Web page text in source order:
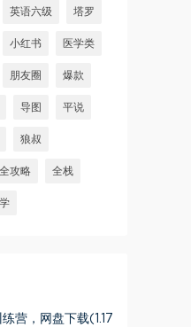
英语六级 塔罗
小红书 医学类
朋友圈 爆款
导图 平说
狼叔
全攻略 全栈
营，网盘下载(1.17